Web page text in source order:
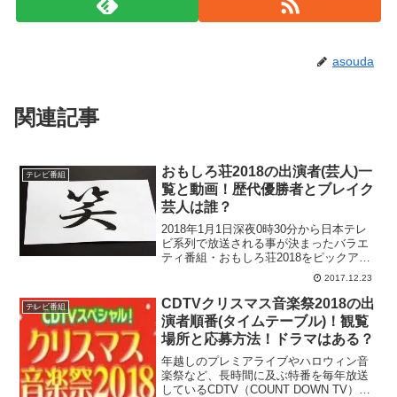
asouda
関連記事
テレビ番組
おもしろ荘2018の出演者(芸人)一
覧と動画！歴代優勝者とブレイク
芸人は誰？
2018年1月1日深夜0時30分から日本テレ
ビ系列で放送される事が決まったバラエ
ティ番組・おもしろ荘2018をピックアッ
プ！おもしろ荘といえば、小島よしおさ
んやオードリー、おかずクラブ、ブルゾ
ンちえみwithBなど、おもしろ荘での活躍
が評価...
2017.12.23
テレビ番組
CDTVクリスマス音楽祭2018の出
演者順番(タイムテーブル)！観覧
場所と応募方法！ドラマはある？
年越しのプレミアライブやハロウィン音
楽祭など、長時間に及ぶ特番を毎年放送
しているCDTV（COUNT DOWN TV）が